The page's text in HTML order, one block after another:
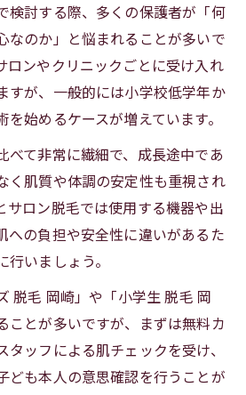
検討する際、多くの保護者が「何
なのか」と悩まれることが多いで
ロンやクリニックごとに受け入れ
すが、一般的には小学校低学年か
始めるケースが増えています。
べて非常に繊細で、成長途中であ
く肌質や体調の安定性も重視され
サロン脱毛では使用する機器や出
への負担や安全性に違いがあるた
いましょう。
脱毛 岡崎」や「小学生 脱毛 岡
ことが多いですが、まずは無料カ
タッフによる肌チェックを受け、
ども本人の意思確認を行うことが